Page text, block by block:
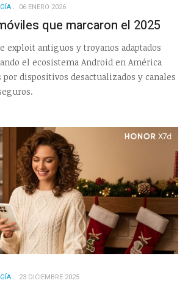
06 ENERO 2026
que marcaron el 2025
exploit antiguos y troyanos adaptados
el ecosistema Android en América
dispositivos desactualizados y canales
23 DICIEMBRE 2025